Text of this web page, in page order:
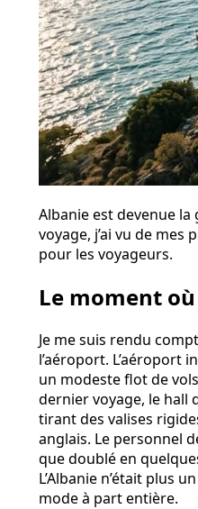
Albanie est devenue
voyage, j’ai vu de
pour les voyageurs.
Le moment où
Je me suis rendu
l’aéroport. L’aéroport
un modeste flot de
dernier voyage, le hall
tirant des valises
anglais. Le personnel
que doublé en
L’Albanie n’était plus
mode à part entière.